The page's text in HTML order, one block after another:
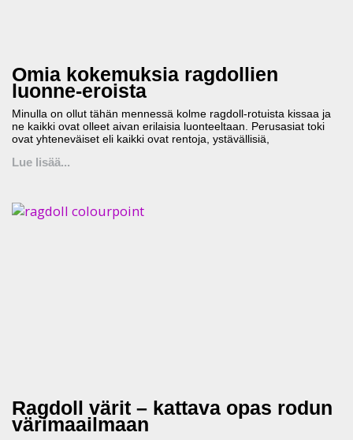
Omia kokemuksia ragdollien
luonne-eroista
Minulla on ollut tähän mennessä kolme ragdoll-rotuista kissaa ja
ne kaikki ovat olleet aivan erilaisia luonteeltaan. Perusasiat toki
ovat yhteneväiset eli kaikki ovat rentoja, ystävällisiä,
Lue lisää...
Ragdoll värit – kattava opas rodun
värimaailmaan